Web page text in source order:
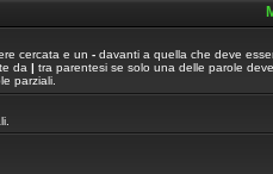
cercata e un - davanti a quella che deve
da | tra parentesi se solo una delle parole
parziali.